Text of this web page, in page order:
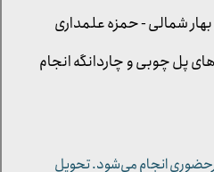
شمالی - حمزه علمداری
انجام می‌شود. تحویل
پل چوبی و چاردانگه انجام